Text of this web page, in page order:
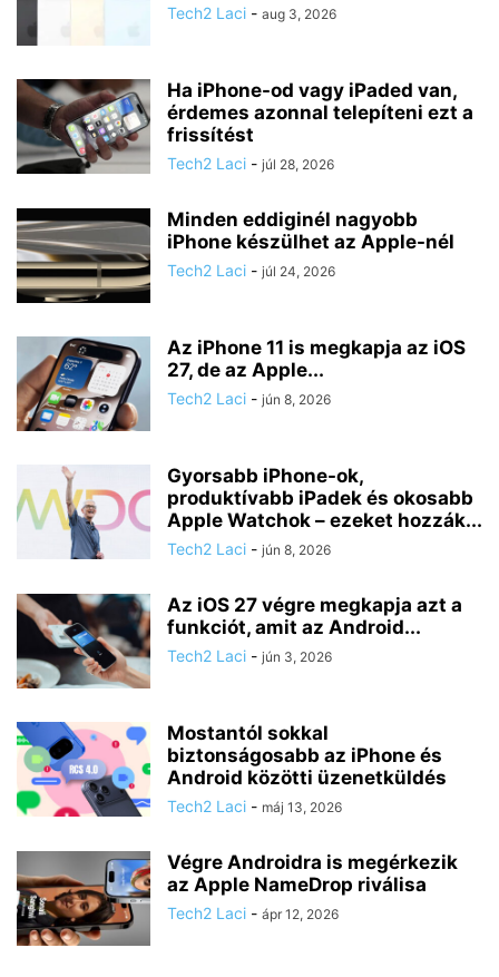
Tech2 Laci - aug 3, 2026
Ha iPhone-od vagy iPaded van,
érdemes azonnal telepíteni ezt a
frissítést
Tech2 Laci - júl 28, 2026
Minden eddiginél nagyobb
iPhone készülhet az Apple-nél
Tech2 Laci - júl 24, 2026
Az iPhone 11 is megkapja az iOS
27, de az Apple...
Tech2 Laci - jún 8, 2026
Gyorsabb iPhone-ok,
produktívabb iPadek és okosabb
Apple Watchok – ezeket hozzák...
Tech2 Laci - jún 8, 2026
Az iOS 27 végre megkapja azt a
funkciót, amit az Android...
Tech2 Laci - jún 3, 2026
Mostantól sokkal
biztonságosabb az iPhone és
Android közötti üzenetküldés
Tech2 Laci - máj 13, 2026
Végre Androidra is megérkezik
az Apple NameDrop riválisa
Tech2 Laci - ápr 12, 2026